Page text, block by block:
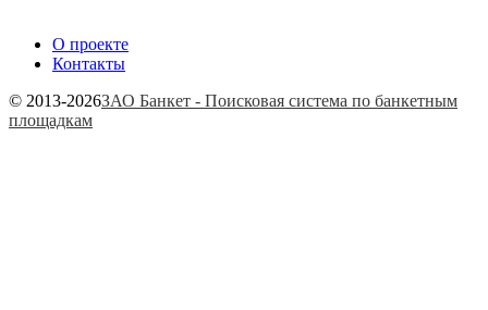
О проекте
Контакты
© 2013-2026ЗАО Банкет - Поисковая система по банкетным
площадкам